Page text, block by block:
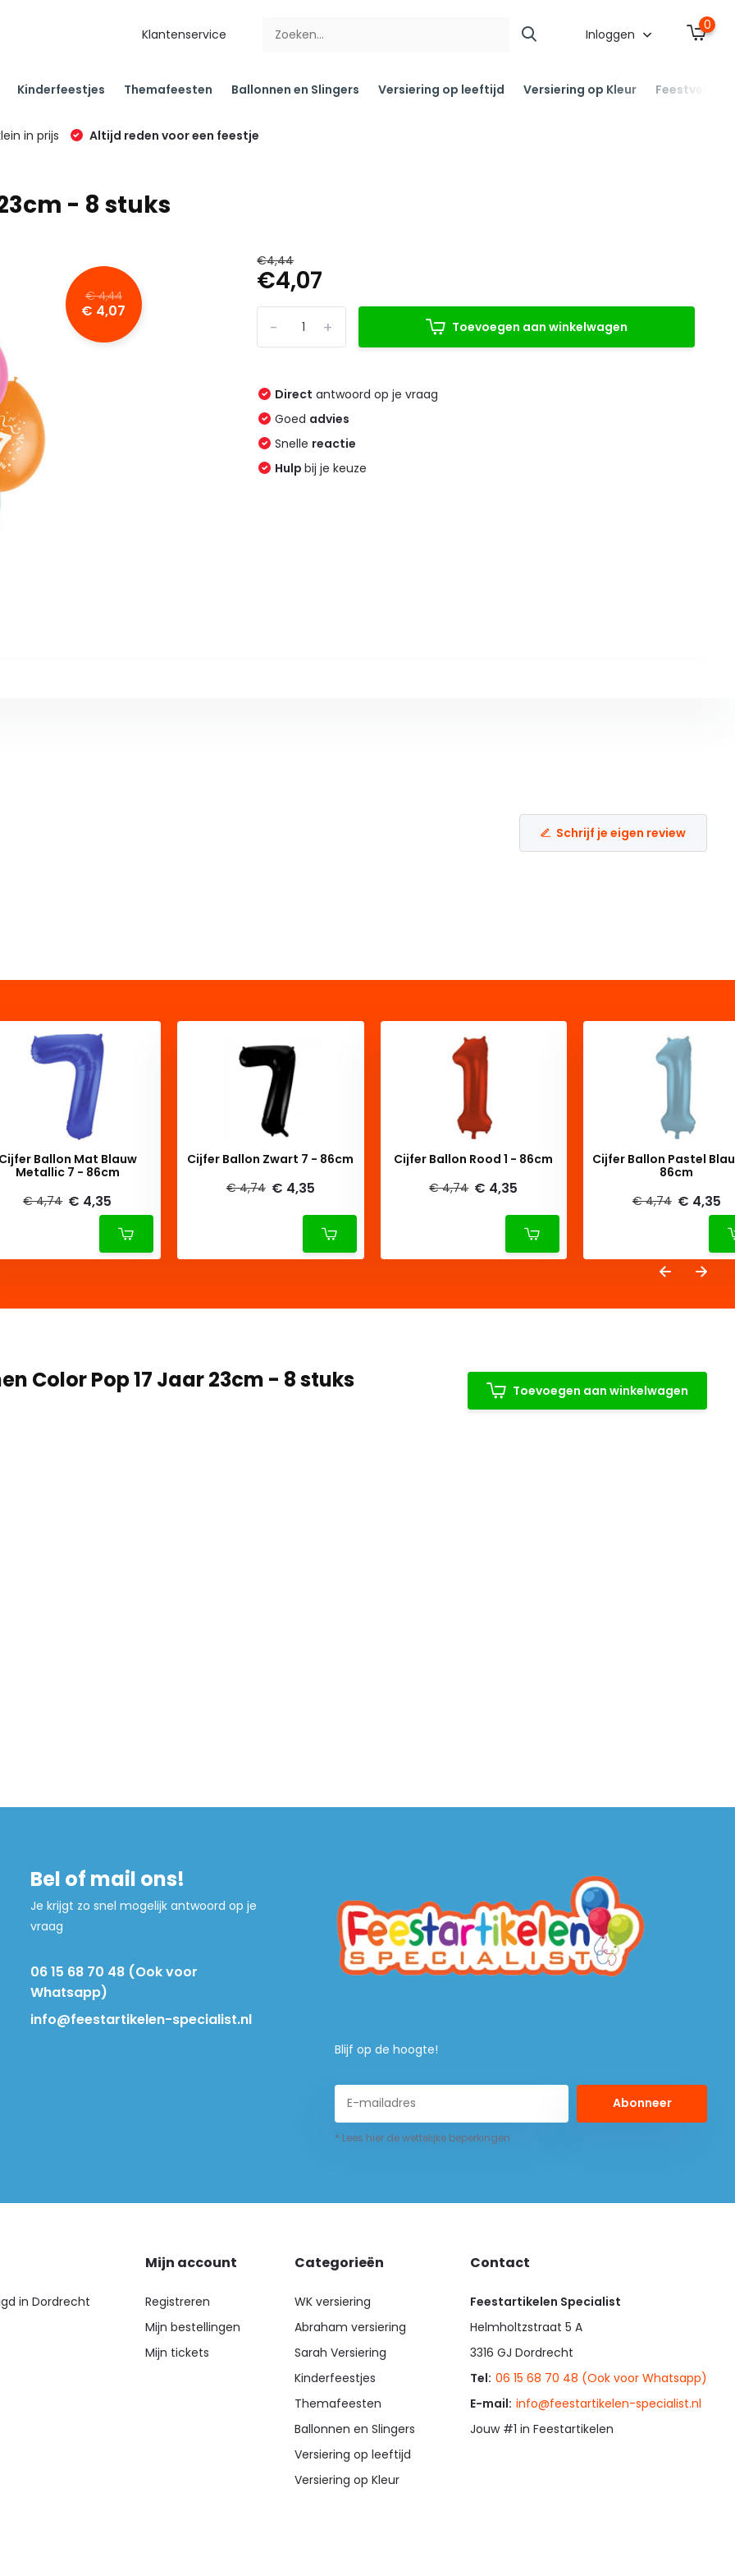
Klantenservice Inloggen
0
Kinderfeestjes Themafeesten Ballonnen en Slingers Versiering op leeftijd Versiering op Kleur
in prijs
Altijd reden voor een feestje
- 8 stuks
€ 4,44
€ 4,07
€4,44
€4,07
+
- Toevoegen aan winkelwagen
Direct antwoord op je vraag
Goed advies
Snelle reactie
Hulpbij je keuze
Schrijf je eigen review
Cijfer Ballon Mat Blauw
Metallic 7 - 86cm
€ 4,74 € 4,35
Cijfer Ballon Zwart 7 - 86cm
€ 4,74 € 4,35
Cijfer Ballon Rood 1 - 86cm
€ 4,74 € 4,35
Cijfer Ballon Pastel
86cm
€ 4,74 € 4,35
Color Pop 17 Jaar 23cm - 8 stuks Toevoegen aan winkelwagen
Bel of mail ons!
Je krijgt zo snel mogelijk antwoord op je
vraag
06 15 68 70 48 (Ook voor
Whatsapp)
info@feestartikelen-specialist.nl
Blijf op de hoogte!
Abonneer
* Lees hier de wettelijke beperkingen
in Dordrecht
Mijn account
Registreren
Mijn bestellingen
Mijn tickets
Categorieën
WK versiering
Abraham versiering
Sarah Versiering
Kinderfeestjes
Themafeesten
Ballonnen en Slingers
Versiering op leeftijd
Versiering op Kleur
Contact
Feestartikelen Specialist
Helmholtzstraat 5 A
3316 GJ Dordrecht
Tel: 06 15 68 70 48 (Ook voor Whatsapp)
E-mail: info@feestartikelen-specialist.nl
Jouw #1 in Feestartikelen